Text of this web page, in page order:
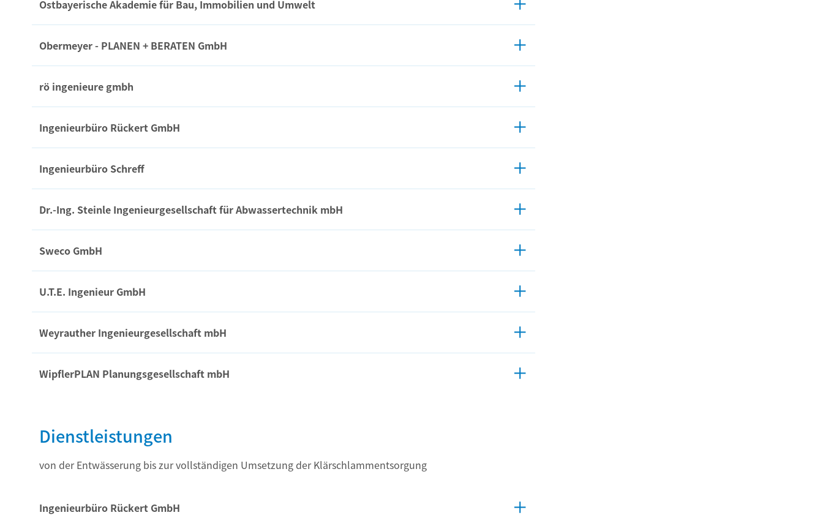
Ostbayerische Akademie für Bau, Immobilien und Umwelt
Obermeyer - PLANEN + BERATEN GmbH
rö ingenieure gmbh
Ingenieurbüro Rückert GmbH
Ingenieurbüro Schreff
Dr.-Ing. Steinle Ingenieurgesellschaft für Abwassertechnik mbH
Sweco GmbH
U.T.E. Ingenieur GmbH
Weyrauther Ingenieurgesellschaft mbH
WipflerPLAN Planungsgesellschaft mbH
Dienstleistungen
von der Entwässerung bis zur vollständigen Umsetzung der Klärschlammentsorgung
Ingenieurbüro Rückert GmbH